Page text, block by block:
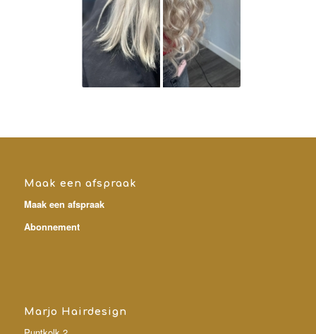
Maak een afspraak
Maak een afspraak
Abonnement
Marjo Hairdesign